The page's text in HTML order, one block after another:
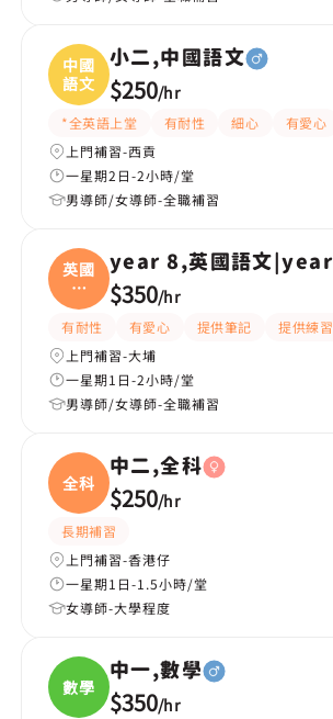
中國
語文
小二,中國語文
$250/hr
*全英語上堂 有耐性 細心 有愛心
上門補習-西貢
一星期2日-2小時/堂
男導師/女導師-全職補習
英國
語
文|
year 8,英國語文|year
$350/hr
有耐性 有愛心 提供筆記 提供練
上門補習-大埔
一星期1日-2小時/堂
男導師/女導師-全職補習
全科
中二,全科
$250/hr
長期補習
上門補習-香港仔
一星期1日-1.5小時/堂
女導師-大學程度
數學
中一,數學
$350/hr